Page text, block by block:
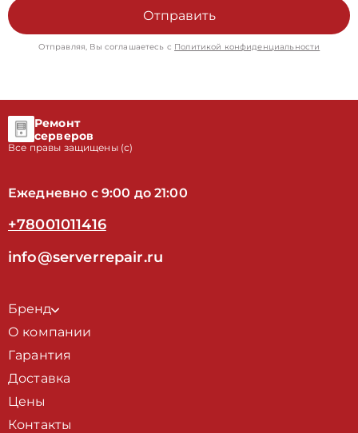
Отправить
Отправляя, Вы соглашаетесь с Политикой конфиденциальности
Ремонт
серверов
Все правы защищены (с)
Ежедневно с 9:00 до 21:00
+78001011416
info@serverrepair.ru
Бренд
О компании
Гарантия
Доставка
Цены
Контакты